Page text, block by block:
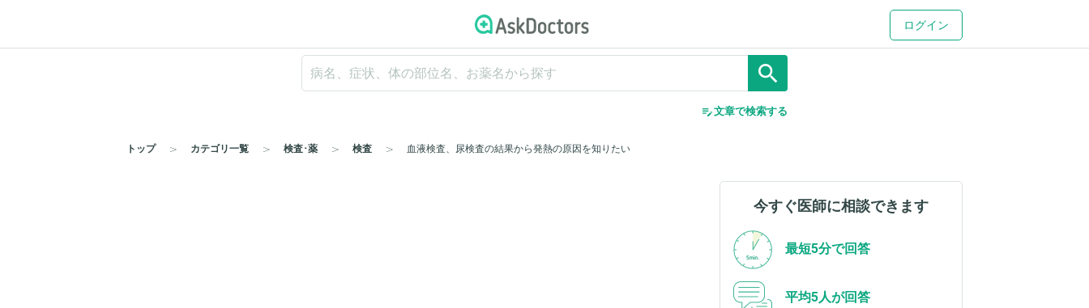
ログイン
search
edit_note文章で検索する
トップ カテゴリ一覧 検査･薬 検査 血液検査、尿検査の結果から発熱の原因を知りたい
今すぐ医師に相談できます
最短5分で回答
平均5人が回答